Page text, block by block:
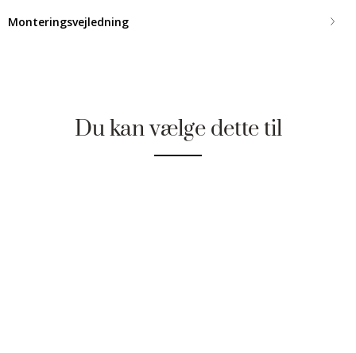
Monteringsvejledning
Du kan vælge dette til